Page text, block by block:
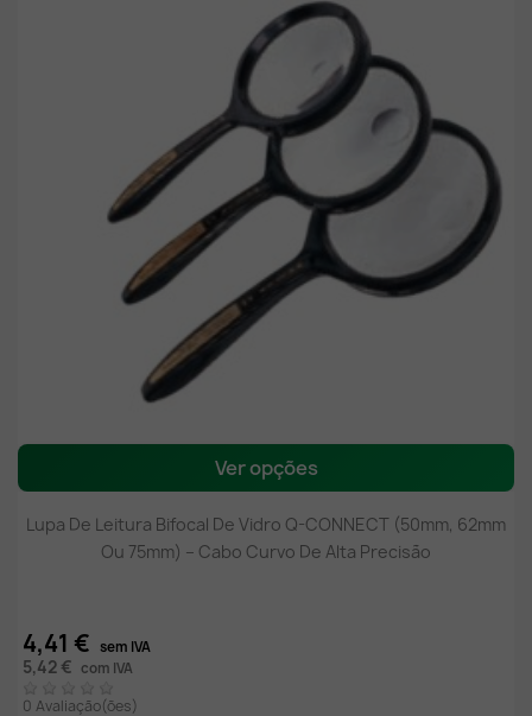
Ver opções
Lupa De Leitura Bifocal De Vidro Q-CONNECT (50mm, 62mm
Ou 75mm) – Cabo Curvo De Alta Precisão
4,41 € sem IVA
5,42 € com IVA
0 Avaliação(ões)